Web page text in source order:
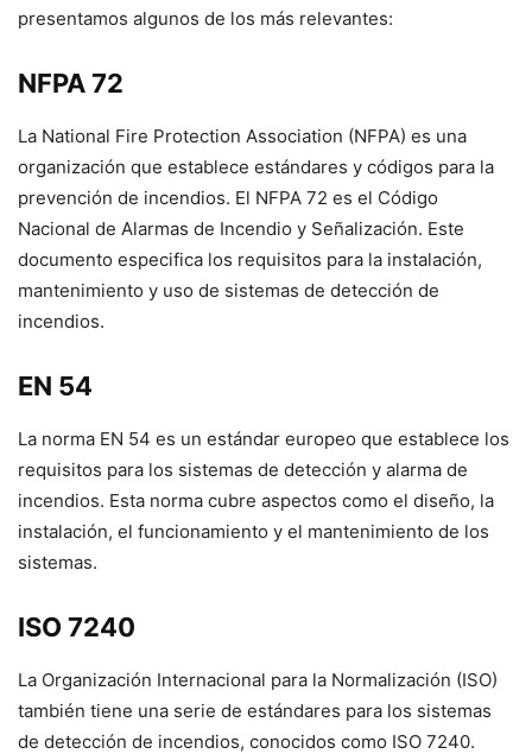
presentamos algunos de los más relevantes:
NFPA 72
La National Fire Protection Association (NFPA) es una
organización que establece estándares y códigos para la
prevención de incendios. El NFPA 72 es el Código
Nacional de Alarmas de Incendio y Señalización. Este
documento especifica los requisitos para la instalación,
mantenimiento y uso de sistemas de detección de
incendios.
EN 54
La norma EN 54 es un estándar europeo que establece los
requisitos para los sistemas de detección y alarma de
incendios. Esta norma cubre aspectos como el diseño, la
instalación, el funcionamiento y el mantenimiento de los
sistemas.
ISO 7240
La Organización Internacional para la Normalización (ISO)
también tiene una serie de estándares para los sistemas
de detección de incendios, conocidos como ISO 7240.